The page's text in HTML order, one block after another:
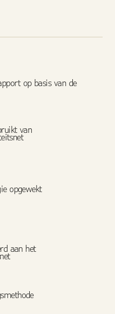
op basis van de
van
opgewekt
aan het